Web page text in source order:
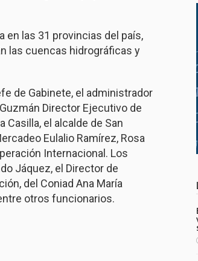
en las 31 provincias del país,
las cuencas hidrográficas y
de Gabinete, el administrador
Director Ejecutivo de
Casilla, el alcalde de San
Eulalio Ramírez, Rosa
Internacional. Los
Jáquez, el Director de
del Coniad Ana María
otros funcionarios.